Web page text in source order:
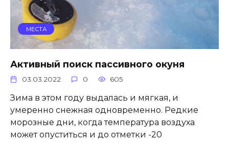
МЕСТА
Активный поиск пассивного окуня
03.03.2022 0 605
Зима в этом году выдалась и мягкая, и
умеренно снежная одновременно. Редкие
морозные дни, когда температура воздуха
может опуститься и до отметки -20